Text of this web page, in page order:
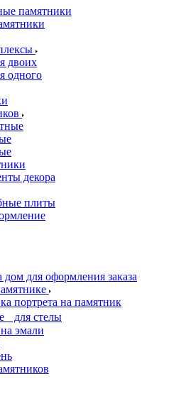
памятники
двоих
одного
декора
плиты
для оформления заказа
портрета на памятник
для стелы
эмали